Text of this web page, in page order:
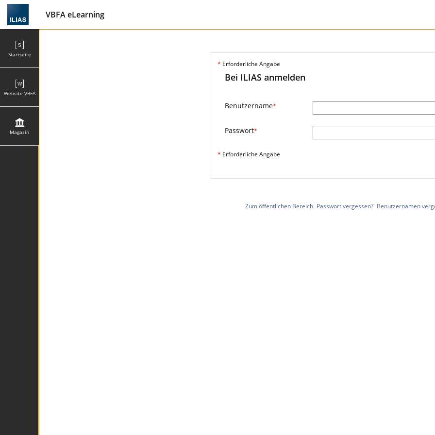
VBFA eLearning
Startseite
Website VBFA
Magazin
* Erforderliche Angabe
Bei ILIAS anmelden
Benutzername*
Passwort*
* Erforderliche Angabe
Zum öffentlichen Bereich Passwort vergessen? Benutzernamen